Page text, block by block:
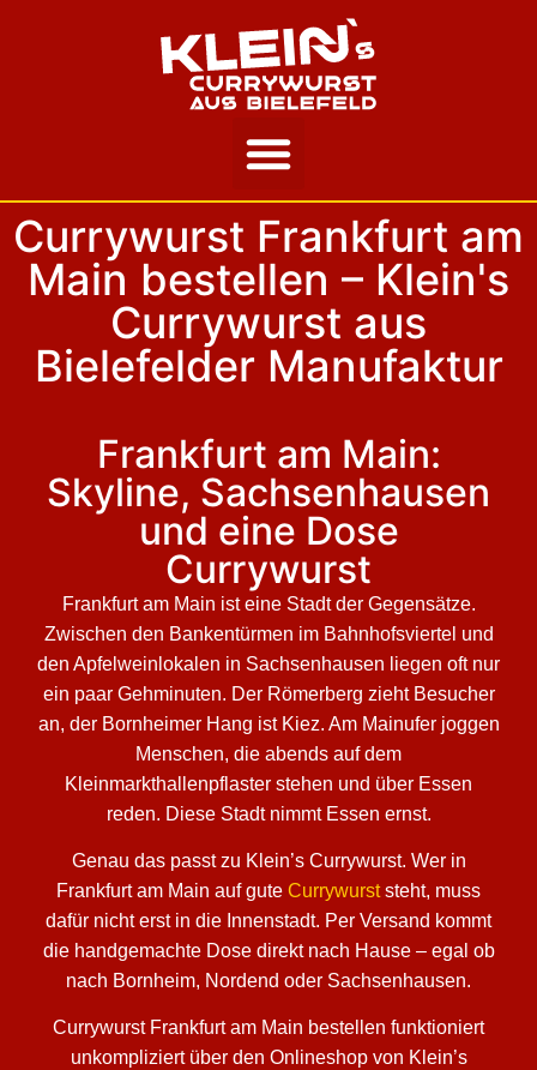
Currywurst Frankfurt am
Main bestellen – Klein's
Currywurst aus
Bielefelder Manufaktur
Frankfurt am Main:
Skyline, Sachsenhausen
und eine Dose
Currywurst
Frankfurt am Main ist eine Stadt der Gegensätze.
Zwischen den Bankentürmen im Bahnhofsviertel und
den Apfelweinlokalen in Sachsenhausen liegen oft nur
ein paar Gehminuten. Der Römerberg zieht Besucher
an, der Bornheimer Hang ist Kiez. Am Mainufer joggen
Menschen, die abends auf dem
Kleinmarkthallenpflaster stehen und über Essen
reden. Diese Stadt nimmt Essen ernst.
Genau das passt zu Klein’s Currywurst. Wer in
Frankfurt am Main auf gute Currywurststeht, muss
dafür nicht erst in die Innenstadt. Per Versand kommt
die handgemachte Dose direkt nach Hause – egal ob
nach Bornheim, Nordend oder Sachsenhausen.
Currywurst Frankfurt am Main bestellen funktioniert
unkompliziert über den Onlineshop von Klein’s